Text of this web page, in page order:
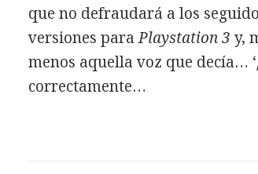
que no defraudará a los
versiones paraPlaystation 3 y,
menos aquella voz que decía… ‘
correctamente…